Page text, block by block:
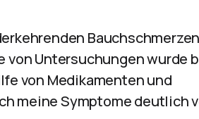
von Untersuchungen wurde
von Medikamenten und
meine Symptome deutlich